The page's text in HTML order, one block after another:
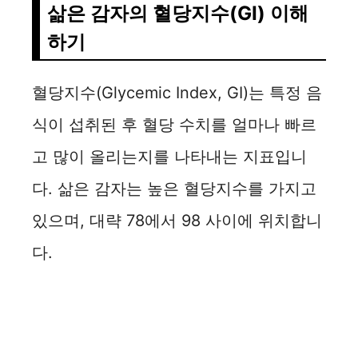
d
e
o
삶은 감자의 혈당지수(GI) 이해
하기
혈당지수(Glycemic Index, GI)는 특정 음
식이 섭취된 후 혈당 수치를 얼마나 빠르
고 많이 올리는지를 나타내는 지표입니
다. 삶은 감자는 높은 혈당지수를 가지고
있으며, 대략 78에서 98 사이에 위치합니
다.